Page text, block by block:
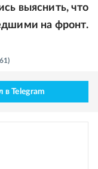
выяснить, что
на фронт.
Telegram